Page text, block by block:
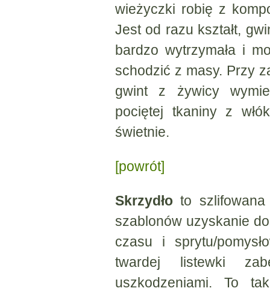
wieżyczki robię z
Jest od razu kształt,
bardzo wytrzymała i
schodzić z masy. Przy
gwint z żywicy
pociętej tkaniny z
świetnie.
[powrót]
Skrzydło to
szablonów uzyskanie
czasu i sprytu/
twardej listewki
uszkodzeniami. To